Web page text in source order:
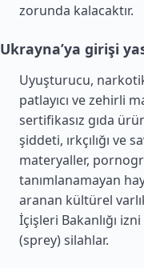
zorunda kalacaktır.
Ukrayna’ya girişi
Uyuşturucu,
patlayıcı ve zehirli
sertifikasız gıda
şiddeti, ırkçılığı ve
materyaller,
tanımlanamayan
aranan kültürel
İçişleri Bakanlığı
(sprey) silahlar.